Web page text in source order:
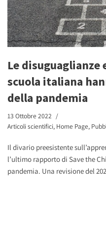
Le disuguaglianze
scuola italiana
della pandemia
13 Ottobre 2022
Articoli scientifici, Home Page,
Il divario preesistente
l’ultimo rapporto di Save the
pandemia. Una revisione del